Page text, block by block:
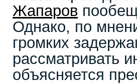
Жапаров
Однако, по
громких
рассматривать
объясняется